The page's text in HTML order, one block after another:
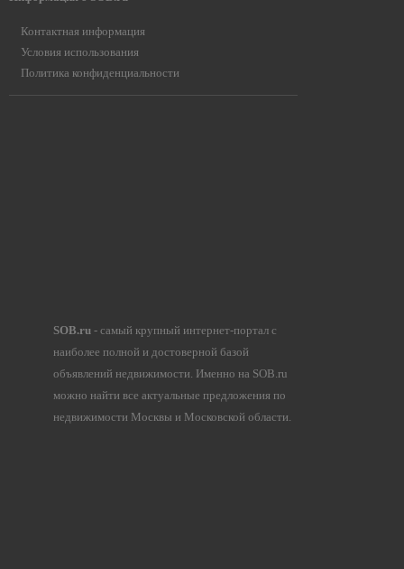
Контактная информация
Условия использования
Политика конфиденциальности
SOB.ru- самый крупный интернет-портал с
наиболее полной и достоверной базой
объявлений недвижимости. Именно на SOB.ru
можно найти все актуальные предложения по
недвижимости Москвы и Московской области.